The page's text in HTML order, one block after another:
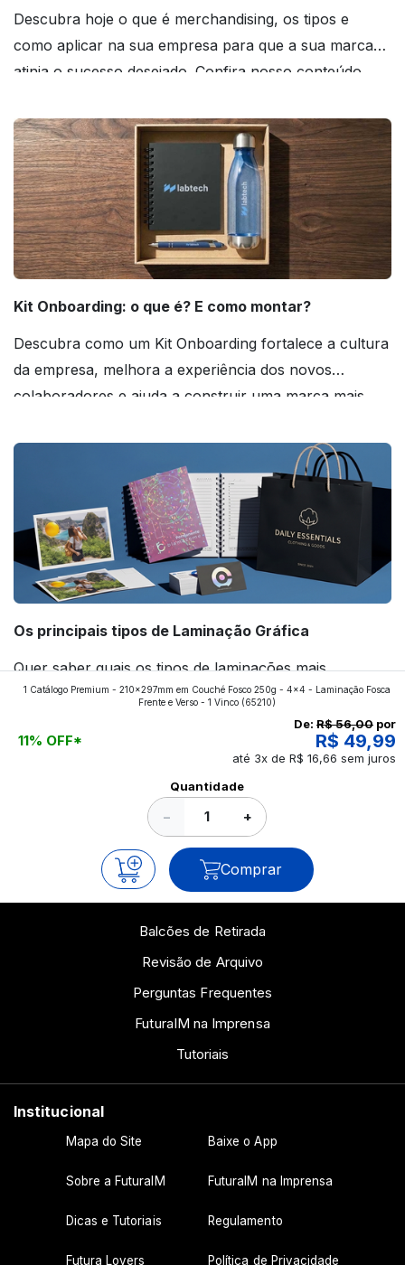
Descubra hoje o que é merchandising, os tipos e
como aplicar na sua empresa para que a sua marca
atinja o sucesso desejado. Confira nosso conteúdo
Kit Onboarding: o que é? E como montar?
Descubra como um Kit Onboarding fortalece a cultura
da empresa, melhora a experiência dos novos
colaboradores e ajuda a construir uma marca mais
Os principais tipos de Laminação Gráfica
Quer saber quais os tipos de laminações mais
aplicados nos impressos da gráfica FuturaIM? Então,
continue a leitura que vamos revelar para você!
1 Catálogo Premium - 210x297mm em Couché Fosco 250g - 4x4 - Laminação Fosca
Frente e Verso - 1 Vinco (65210)
11% OFF*
De: R$ 56,00 por
R$ 49,99
até 3x de R$ 16,66 sem juros
Quantidade
− +
Comprar
Balcões de Retirada
Revisão de Arquivo
Perguntas Frequentes
FuturaIM na Imprensa
Tutoriais
Institucional
Mapa do Site Baixe o App
Sobre a FuturaIM FuturaIM na Imprensa
Dicas e Tutoriais Regulamento
Futura Lovers Política de Privacidade